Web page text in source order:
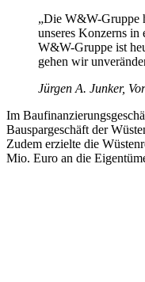
„Die W&W-Gruppe
unseres Konzerns
W&W-Gruppe ist
gehen wir
Jürgen A. Junker,
Im
Bauspargeschäft der
Zudem erzielte die
Mio. Euro an die